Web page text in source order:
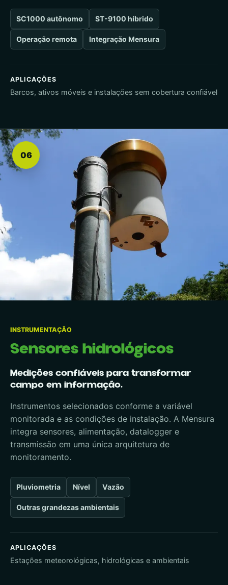
SC1000 autônomo ST-9100 híbrido
Operação remota Integração Mensura
APLICAÇÕES
Barcos, ativos móveis e instalações sem cobertura confiável
06
INSTRUMENTAÇÃO
Sensores hidrológicos
Medições confiáveis para transformar
campo em informação.
Instrumentos selecionados conforme a variável
monitorada e as condições de instalação. A Mensura
integra sensores, alimentação, datalogger e
transmissão em uma única arquitetura de
monitoramento.
Pluviometria Nível Vazão
Outras grandezas ambientais
APLICAÇÕES
Estações meteorológicas, hidrológicas e ambientais